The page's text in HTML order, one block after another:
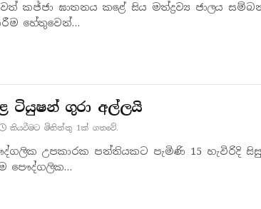
කජ්ජා ඝාතනය කළේ සිය මත්ද්‍රව්‍ය ජාලය
හේතුවෙන්…
ටියුෂන් ගුරා අල්ලයි
කියවීමට මිනිත්තු 1ක් ගතවේ.
උපකාරක පන්තියකට පැමිණි 15 හැවිරිදි
පෞද්ගලික…